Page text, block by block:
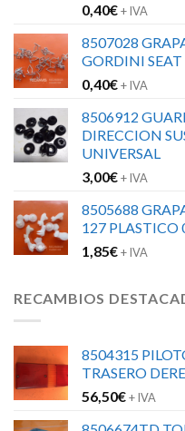
0,40€+ IVA
8507028
GORDINI
0,40€+ IVA
8506912
DIRECCION
UNIVERSAL
3,00€+ IVA
8505688
127 PLASTICO
1,85€+ IVA
RECAMBIOS
8504315
TRASERO
56,50€+ IVA